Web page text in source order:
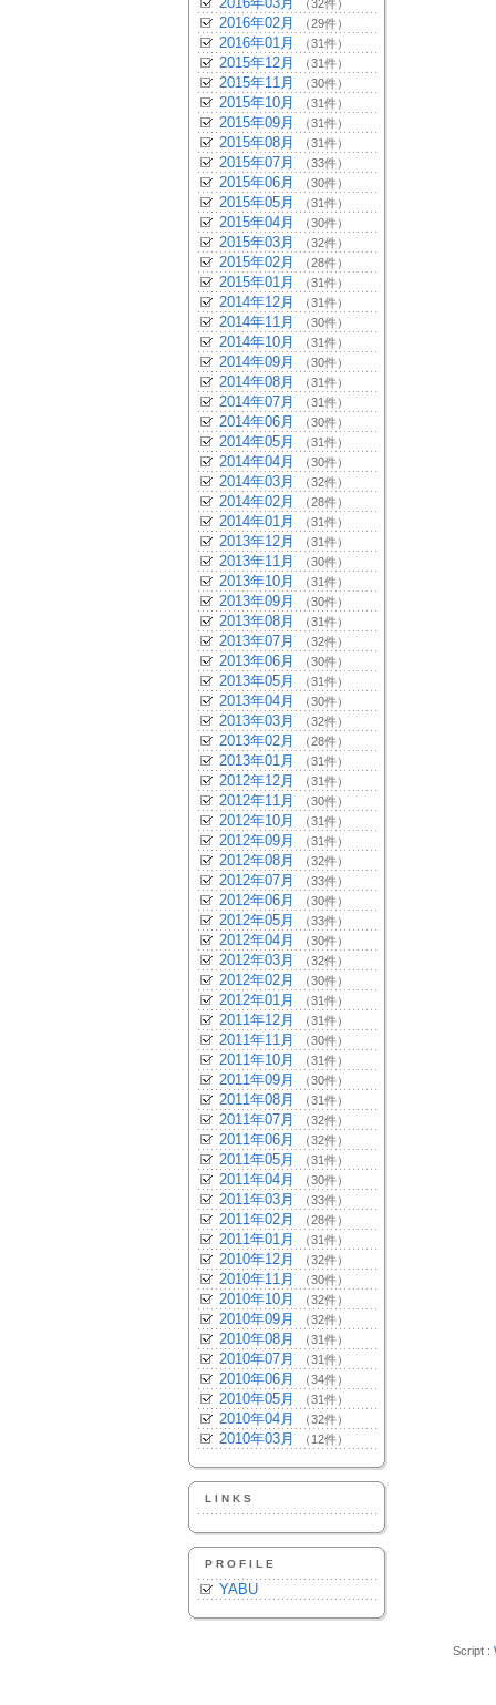
（32件）
2016年02月 （29件）
2016年01月 （31件）
2015年12月 （31件）
2015年11月 （30件）
2015年10月 （31件）
2015年09月 （31件）
2015年08月 （31件）
2015年07月 （33件）
2015年06月 （30件）
2015年05月 （31件）
2015年04月 （30件）
2015年03月 （32件）
2015年02月 （28件）
2015年01月 （31件）
2014年12月 （31件）
2014年11月 （30件）
2014年10月 （31件）
2014年09月 （30件）
2014年08月 （31件）
2014年07月 （31件）
2014年06月 （30件）
2014年05月 （31件）
2014年04月 （30件）
2014年03月 （32件）
2014年02月 （28件）
2014年01月 （31件）
2013年12月 （31件）
2013年11月 （30件）
2013年10月 （31件）
2013年09月 （30件）
2013年08月 （31件）
2013年07月 （32件）
2013年06月 （30件）
2013年05月 （31件）
2013年04月 （30件）
2013年03月 （32件）
2013年02月 （28件）
2013年01月 （31件）
2012年12月 （31件）
2012年11月 （30件）
2012年10月 （31件）
2012年09月 （31件）
2012年08月 （32件）
2012年07月 （33件）
2012年06月 （30件）
2012年05月 （33件）
2012年04月 （30件）
2012年03月 （32件）
2012年02月 （30件）
2012年01月 （31件）
2011年12月 （31件）
2011年11月 （30件）
2011年10月 （31件）
2011年09月 （30件）
2011年08月 （31件）
2011年07月 （32件）
2011年06月 （32件）
2011年05月 （31件）
2011年04月 （30件）
2011年03月 （33件）
2011年02月 （28件）
2011年01月 （31件）
2010年12月 （32件）
2010年11月 （30件）
2010年10月 （32件）
2010年09月 （32件）
2010年08月 （31件）
2010年07月 （31件）
2010年06月 （34件）
2010年05月 （31件）
2010年04月 （32件）
2010年03月 （12件）
LINKS
PROFILE
YABU
Script :